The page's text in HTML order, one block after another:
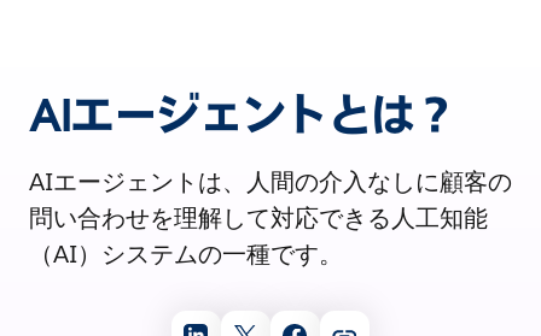
AIエージェントとは？
AIエージェントは、人間の介入なしに顧客の
問い合わせを理解して対応できる人工知能
（AI）システムの一種です。